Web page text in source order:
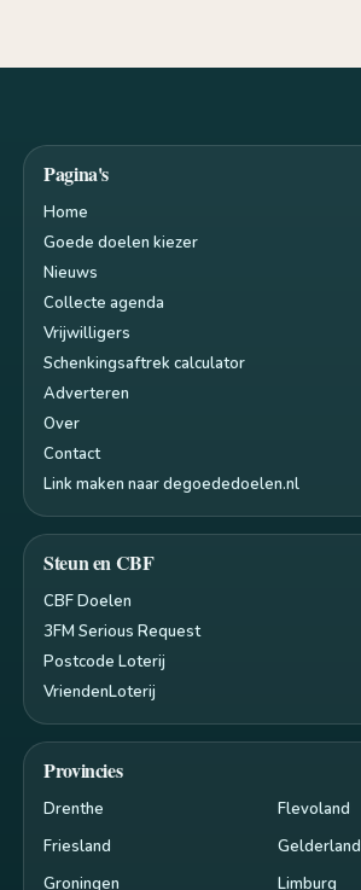
Pagina's
Home
Goede doelen kiezer
Nieuws
Collecte agenda
Vrijwilligers
Schenkingsaftrek calculator
Adverteren
Over
Contact
Link maken naar degoededoelen.nl
Steun en CBF
CBF Doelen
3FM Serious Request
Postcode Loterij
VriendenLoterij
Provincies
Drenthe
Flevoland
Friesland
Gelderland
Groningen
Limburg